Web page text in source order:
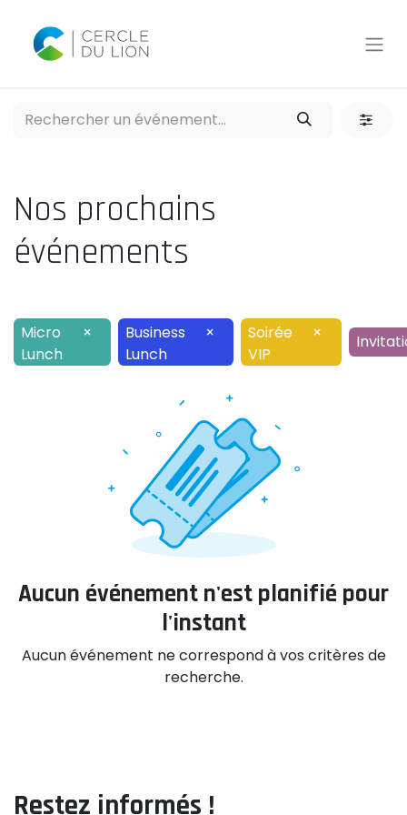
Nos prochains
événements
Micro
Lunch
×
Business
Lunch
×
Soirée
VIP
×
Aucun événement n'est planifié pour
l'instant
Aucun événement ne correspond à vos critères de
recherche.
Restez informés !